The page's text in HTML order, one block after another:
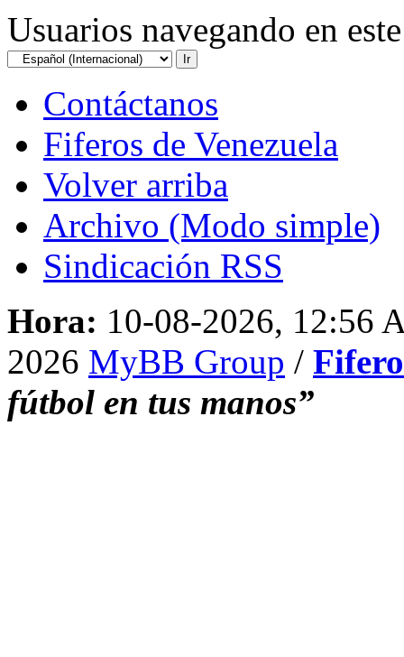
Usuarios navegando en
Contáctanos
Fiferos de Venezuela
Volver arriba
Archivo (Modo simple)
Sindicación RSS
Hora: 10-08-2026, 12:56
2026 MyBB Group /
fútbol en tus manos”